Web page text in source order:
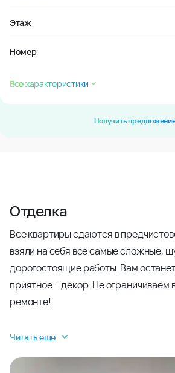
Этаж
Номер
Все характеристики
Получить
Отделка
Все квартиры сдаются в
взяли на себя все самые сложные,
дорогостоящие работы. Вам
приятное – декор. Не ограничиваем
ремонте!
Читать еще